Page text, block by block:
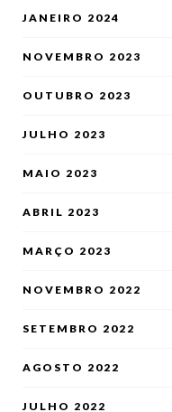
JANEIRO 2024
NOVEMBRO 2023
OUTUBRO 2023
JULHO 2023
MAIO 2023
ABRIL 2023
MARÇO 2023
NOVEMBRO 2022
SETEMBRO 2022
AGOSTO 2022
JULHO 2022